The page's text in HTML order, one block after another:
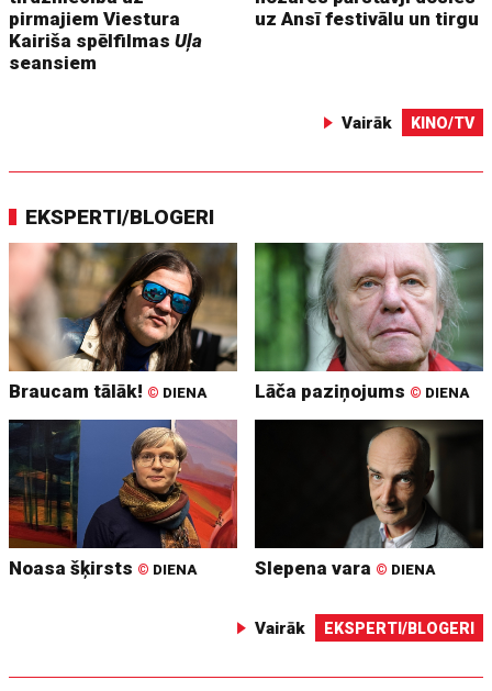
pirmajiem Viestura
Kairiša spēlfilmasUļa
seansiem
uz Ansī festivālu un tirgu
Vairāk KINO/TV
EKSPERTI/BLOGERI
Braucam tālāk! © DIENA Lāča paziņojums © DIENA
Noasa šķirsts © DIENA Slepena vara © DIENA
Vairāk EKSPERTI/BLOGERI